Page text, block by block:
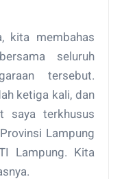
kita membahas
seluruh
tersebut.
ketiga kali, dan
saya terkhusus
Lampung
Lampung. Kita